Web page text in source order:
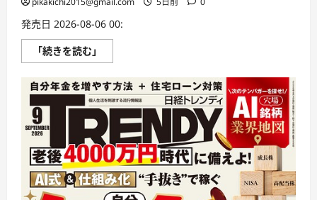
発売日 2026-08-06 00:
「続きを読む」
経
ー
マ
ン
に
つ
い
て
さ
ら
に
読
む